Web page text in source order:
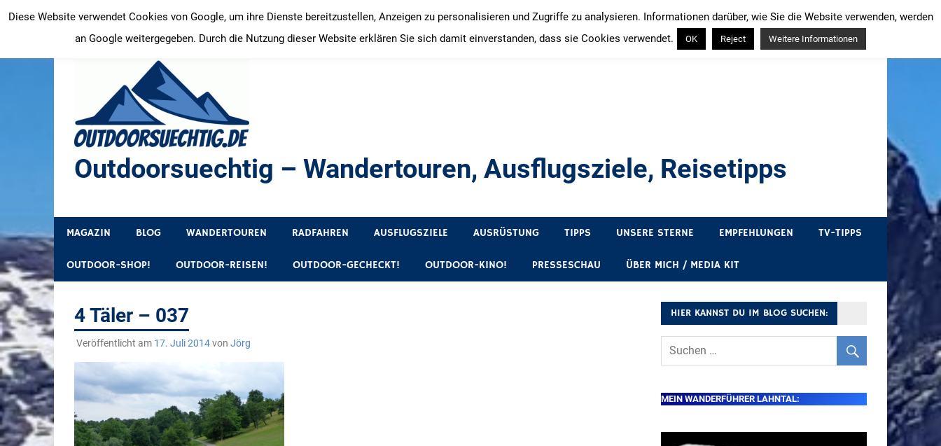
Inhalt
springen
Outdoorsuechtig – Wandertouren, Ausflugsziele, Reisetipps
MAGAZIN BLOG WANDERTOUREN RADFAHREN AUSFLUGSZIELE AUSRÜSTUNG TIPPS UNSERE STERNE EMPFEHLUNGEN TV-TIPPS
OUTDOOR-SHOP! OUTDOOR-REISEN! OUTDOOR-GECHECKT! OUTDOOR-KINO! PRESSESCHAU ÜBER MICH / MEDIA KIT
4 Täler – 037
Veröffentlicht am 17. Juli 2014von Jörg
HIER KANNST DU IM BLOG SUCHEN:
MEIN WANDERFÜHRER LAHNTAL:
Diese Website verwendet Cookies von Google, um ihre Dienste bereitzustellen, Anzeigen zu personalisieren und Zugriffe zu analysieren. Informationen darüber, wie Sie die Website verwenden, werden
an Google weitergegeben. Durch die Nutzung dieser Website erklären Sie sich damit einverstanden, dass sie Cookies verwendet.
OK Reject Weitere Informationen